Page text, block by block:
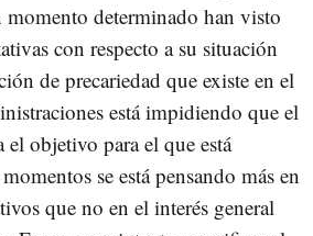
determinado han visto
con respecto a su situación
de precariedad que existe en el
está impidiendo que el
el objetivo para el que está
se está pensando más en
que no en el interés general